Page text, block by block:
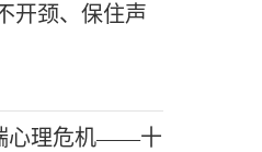
开颈、保住声
心理危机——十